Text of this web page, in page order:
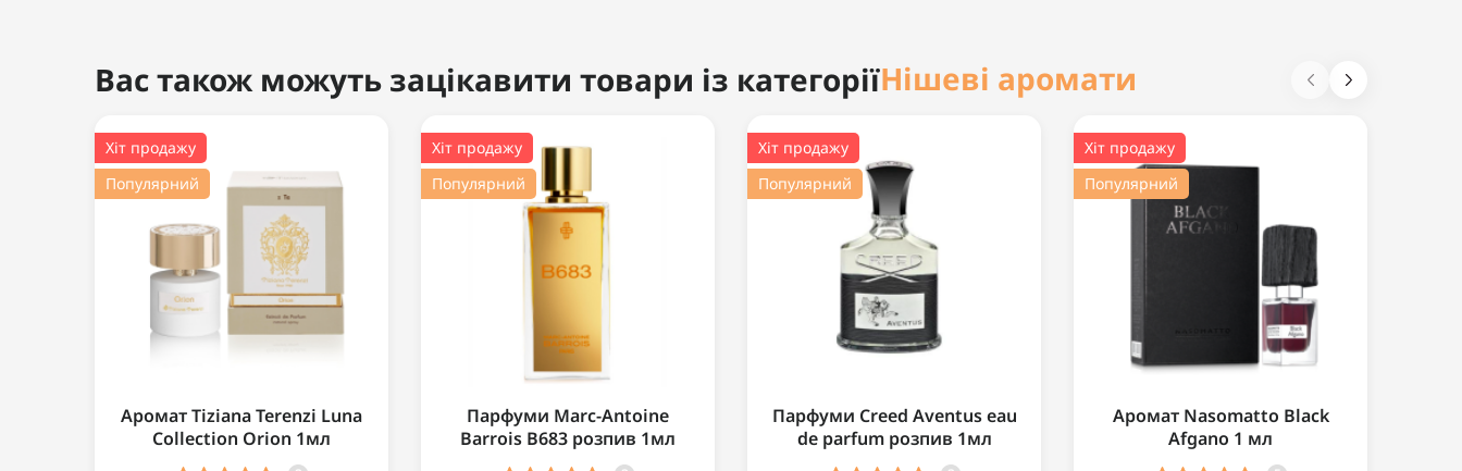
Вас також можуть зацікавити товари із категоріїНішеві аромати
Хіт продажу
Популярний
Аромат Tiziana Terenzi Luna
Collection Orion 1мл
Хіт продажу
Популярний
Парфуми Marc-Antoine
Barrois B683 розпив 1мл
Хіт продажу
Популярний
Парфуми Creed Aventus eau
de parfum розпив 1мл
Хіт продажу
Популярний
Аромат Nasomatto Black
Afgano 1 мл